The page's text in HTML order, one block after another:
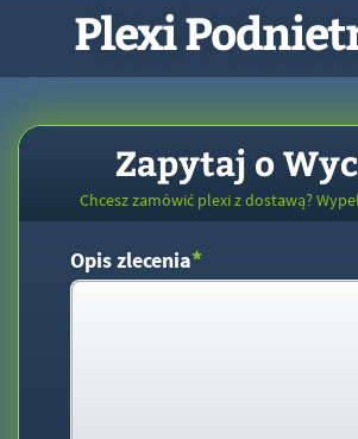
Plexi
Zapytaj o
Chcesz zamówić plexi z dostawą?
Opis zlecenia*